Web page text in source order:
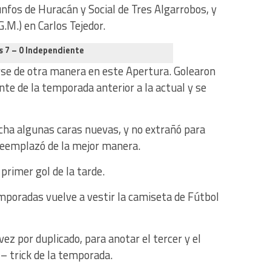
de Huracán y Social de Tres Algarrobos, y
en Carlos Tejedor.
7 – 0 Independiente
de otra manera en este Apertura. Golearon
de la temporada anterior a la actual y se
algunas caras nuevas, y no extrañó para
de la mejor manera.
gol de la tarde.
vuelve a vestir la camiseta de Fútbol
por duplicado, para anotar el tercer y el
trick de la temporada.